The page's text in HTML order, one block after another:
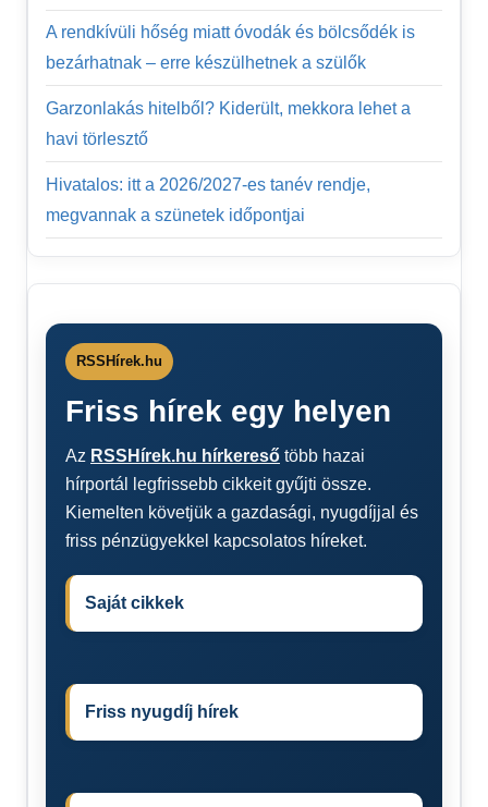
A rendkívüli hőség miatt óvodák és bölcsődék is
bezárhatnak – erre készülhetnek a szülők
Garzonlakás hitelből? Kiderült, mekkora lehet a
havi törlesztő
Hivatalos: itt a 2026/2027-es tanév rendje,
megvannak a szünetek időpontjai
RSSHírek.hu
Friss hírek egy helyen
Az RSSHírek.hu hírkereső több hazai
hírportál legfrissebb cikkeit gyűjti össze.
Kiemelten követjük a gazdasági, nyugdíjjal és
friss pénzügyekkel kapcsolatos híreket.
Saját cikkek
Friss nyugdíj hírek